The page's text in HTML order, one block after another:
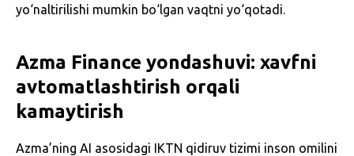
yo‘naltirilishi mumkin bo‘lgan vaqtni yo‘qotadi.
Azma Finance yondashuvi: xavfni
avtomatlashtirish orqali
kamaytirish
Azma’ning AI asosidagi IKTN qidiruv tizimi inson omilini